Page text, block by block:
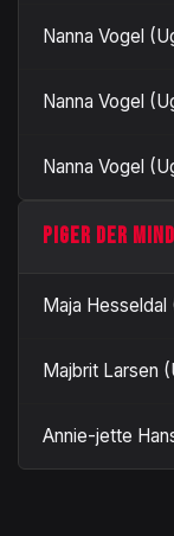
Nanna Vogel
Nanna Vogel
Nanna Vogel
PIGER DER
Maja Hesseldal
Majbrit Larsen
Annie-jette